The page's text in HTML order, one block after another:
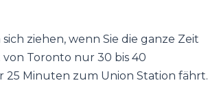
ziehen, wenn Sie die ganze Zeit
Toronto nur 30 bis 40
Minuten zum Union Station fährt.